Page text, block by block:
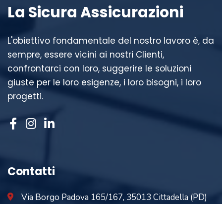
La Sicura Assicurazioni
L'obiettivo fondamentale del nostro lavoro è, da
sempre, essere vicini ai nostri Clienti,
confrontarci con loro, suggerire le soluzioni
giuste per le loro esigenze, i loro bisogni, i loro
progetti.
Contatti
Via Borgo Padova 165/167, 35013 Cittadella (PD)